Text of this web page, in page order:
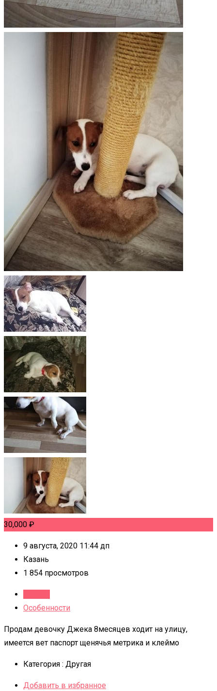
30,000 ₽
9 августа, 2020 11:44 дп
Казань
1 854 просмотров
Особенности
Продам девочку Джека 8месяцев ходит на улицу,
имеется вет паспорт щенячья метрика и клеймо
Категория : Другая
Добавить в избранное